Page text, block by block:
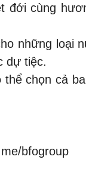
cùng
những loại
dự tiệc.
chọn cả
bfogroup